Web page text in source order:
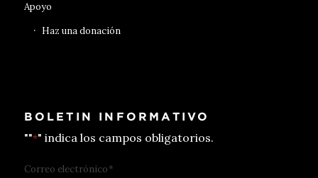
Apoyo
Haz una donación
BOLETIN INFORMATIVO
""*" indica los campos obligatorios.
Correo electrónico*